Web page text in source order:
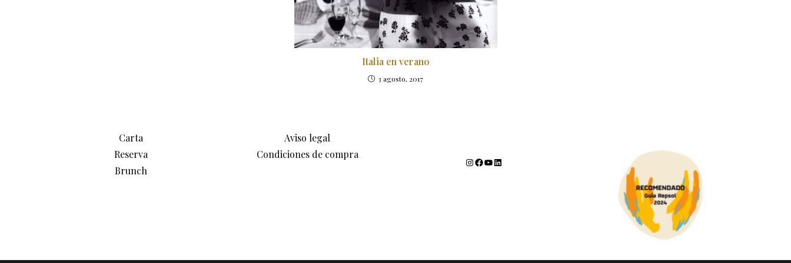
Italia en verano
3 agosto, 2017
Carta
Reserva
Brunch
Aviso legal
Condiciones de compra
Instagram Facebook YouTube LinkedIn